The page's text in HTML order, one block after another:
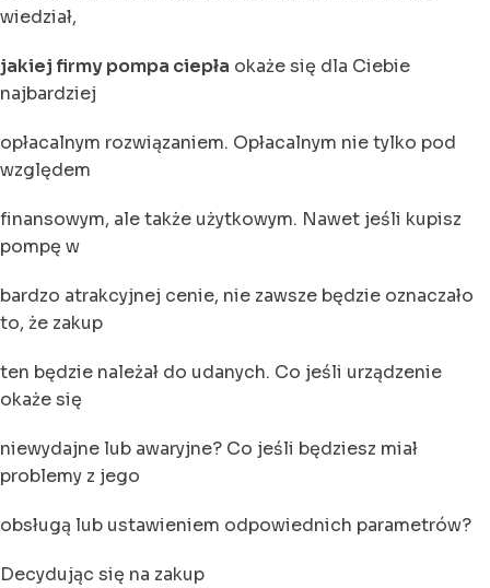
wiedział,
jakiej firmy pompa ciepła okaże się dla Ciebie
najbardziej
opłacalnym rozwiązaniem. Opłacalnym nie tylko pod
względem
finansowym, ale także użytkowym. Nawet jeśli kupisz
pompę w
bardzo atrakcyjnej cenie, nie zawsze będzie oznaczało
to, że zakup
ten będzie należał do udanych. Co jeśli urządzenie
okaże się
niewydajne lub awaryjne? Co jeśli będziesz miał
problemy z jego
obsługą lub ustawieniem odpowiednich parametrów?
Decydując się na zakup